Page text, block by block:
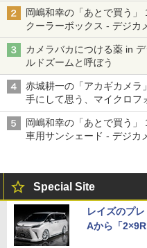
岡嶋和幸の「あとで買う
クーラーボックス - デジカ
カメラバカにつける薬 in
ルドズームと呼ぼう
赤城耕一の「アカギカメラ
手にして思う、マイクロ
岡嶋和幸の「あとで買う
車用サンシェード - デジカ
Special Site
レイズのプ
Aから「2×9R